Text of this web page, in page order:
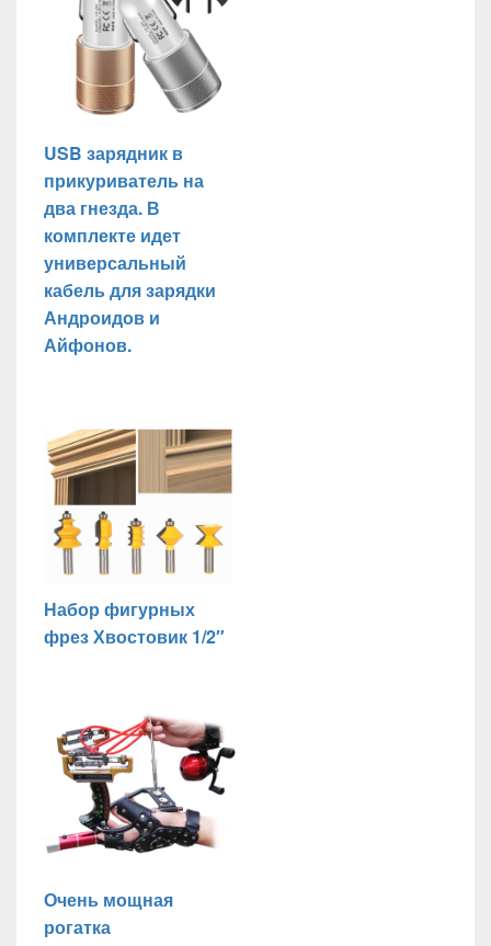
USB зарядник в
прикуриватель на
два гнезда. В
комплекте идет
универсальный
кабель для зарядки
Андроидов и
Айфонов.
Набор фигурных
фрез Хвостовик 1/2″
Очень мощная
рогатка